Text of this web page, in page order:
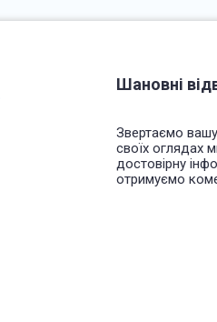
Шановні
Звертаємо
своїх оглядах
достовірну
отримуємо